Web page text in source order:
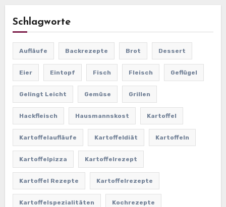
Schlagworte
Aufläufe Backrezepte Brot Dessert
Eier Eintopf Fisch Fleisch Geflügel
Gelingt Leicht Gemüse Grillen
Hackfleisch Hausmannskost Kartoffel
Kartoffelaufläufe Kartoffeldiät Kartoffeln
Kartoffelpizza Kartoffelrezept
Kartoffel Rezepte Kartoffelrezepte
Kartoffelspezialitäten Kochrezepte